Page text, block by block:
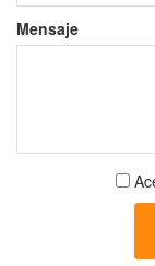
Mensaje